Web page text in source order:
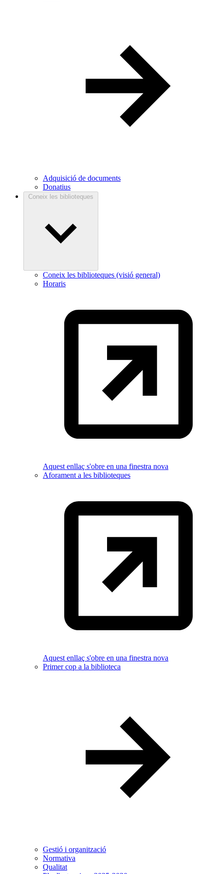
Adquisició de documents
Donatius
Coneix les biblioteques
Coneix les biblioteques (visió general)
Horaris
Aquest enllaç s'obre en una finestra nova
Aforament a les biblioteques
Aquest enllaç s'obre en una finestra nova
Primer cop a la biblioteca
Gestió i organització
Normativa
Qualitat